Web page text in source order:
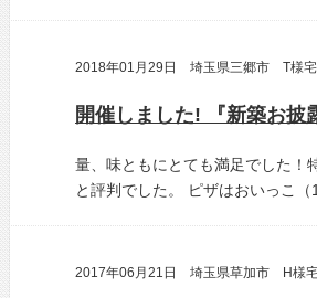
2018年01月29日 埼玉県三郷市 T様宅
量、味ともにとても満足でした！
と評判でした。
ピザはおいっこ
2017年06月21日 埼玉県草加市 H様宅